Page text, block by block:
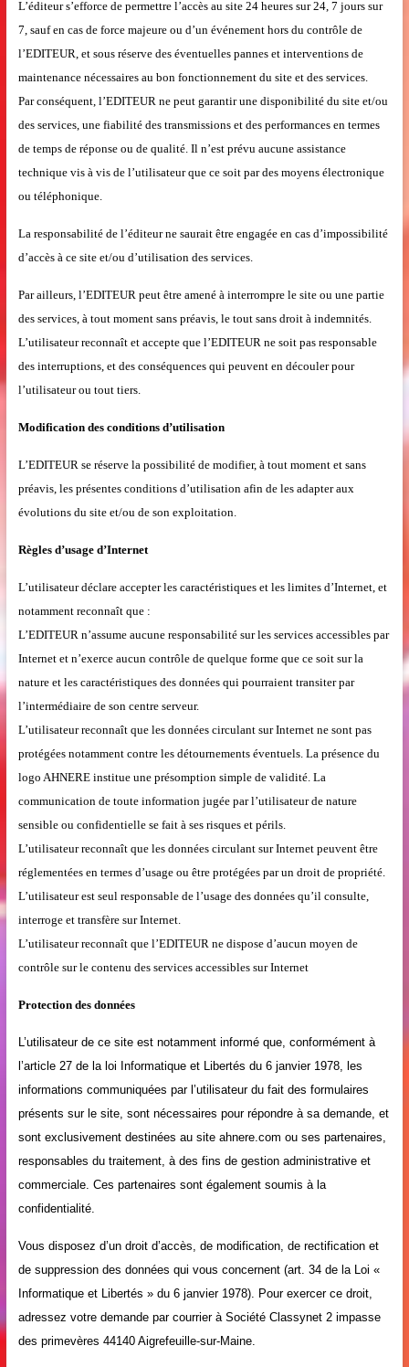
L’éditeur s’efforce de permettre l’accès au site 24 heures sur 24, 7 jours sur
7, sauf en cas de force majeure ou d’un événement hors du contrôle de
l’EDITEUR, et sous réserve des éventuelles pannes et interventions de
maintenance nécessaires au bon fonctionnement du site et des services.
Par conséquent, l’EDITEUR ne peut garantir une disponibilité du site et/ou
des services, une fiabilité des transmissions et des performances en termes
de temps de réponse ou de qualité. Il n’est prévu aucune assistance
technique vis à vis de l’utilisateur que ce soit par des moyens électronique
ou téléphonique.
La responsabilité de l’éditeur ne saurait être engagée en cas d’impossibilité
d’accès à ce site et/ou d’utilisation des services.
Par ailleurs, l’EDITEUR peut être amené à interrompre le site ou une partie
des services, à tout moment sans préavis, le tout sans droit à indemnités.
L’utilisateur reconnaît et accepte que l’EDITEUR ne soit pas responsable
des interruptions, et des conséquences qui peuvent en découler pour
l’utilisateur ou tout tiers.
Modification des conditions d’utilisation
L’EDITEUR se réserve la possibilité de modifier, à tout moment et sans
préavis, les présentes conditions d’utilisation afin de les adapter aux
évolutions du site et/ou de son exploitation.
Règles d’usage d’Internet
L’utilisateur déclare accepter les caractéristiques et les limites d’Internet, et
notamment reconnaît que :
L’EDITEUR n’assume aucune responsabilité sur les services accessibles par
Internet et n’exerce aucun contrôle de quelque forme que ce soit sur la
nature et les caractéristiques des données qui pourraient transiter par
l’intermédiaire de son centre serveur.
L’utilisateur reconnaît que les données circulant sur Internet ne sont pas
protégées notamment contre les détournements éventuels. La présence du
logo AHNERE institue une présomption simple de validité. La
communication de toute information jugée par l’utilisateur de nature
sensible ou confidentielle se fait à ses risques et périls.
L’utilisateur reconnaît que les données circulant sur Internet peuvent être
réglementées en termes d’usage ou être protégées par un droit de propriété.
L’utilisateur est seul responsable de l’usage des données qu’il consulte,
interroge et transfère sur Internet.
L’utilisateur reconnaît que l’EDITEUR ne dispose d’aucun moyen de
contrôle sur le contenu des services accessibles sur Internet
Protection des données
L’utilisateur de ce site est notamment informé que, conformément à
l’article 27 de la loi Informatique et Libertés du 6 janvier 1978, les
informations communiquées par l’utilisateur du fait des formulaires
présents sur le site, sont nécessaires pour répondre à sa demande, et
sont exclusivement destinées au site ahnere.com ou ses partenaires,
responsables du traitement, à des fins de gestion administrative et
commerciale. Ces partenaires sont également soumis à la
confidentialité.
Vous disposez d’un droit d’accès, de modification, de rectification et
de suppression des données qui vous concernent (art. 34 de la Loi «
Informatique et Libertés » du 6 janvier 1978). Pour exercer ce droit,
adressez votre demande par courrier à Société Classynet 2 impasse
des primevères 44140 Aigrefeuille-sur-Maine.